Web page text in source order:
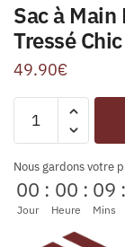
Sac à Main
Tressé Chic
49.90€
Nous gardons votre
00
Jour
: 00
Heure
: 09
Mins
: